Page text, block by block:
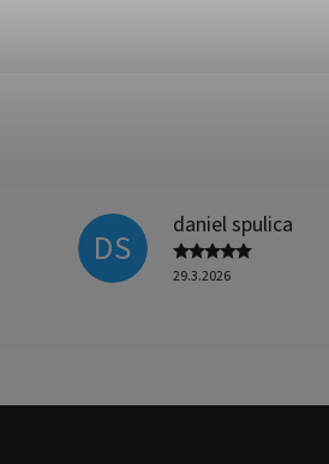
DS
daniel spulica
29.3.2026